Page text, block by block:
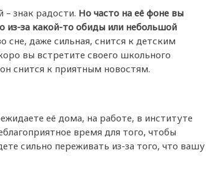
– знак радости. Но часто на её фоне вы
из-за какой-то обиды или небольшой
сне, даже сильная, снится к детским
вы встретите своего школьного
снится к приятным новостям.
её дома, на работе, в институте
время для того, чтобы
сильно переживать из-за того, что вашу